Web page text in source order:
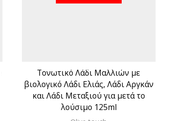
Τονωτικό Λάδι Μαλλιών με
βιολογικό Λάδι Ελιάς, Λάδι Αργκάν
και Λάδι Μεταξιού για μετά το
λούσιμο 125ml